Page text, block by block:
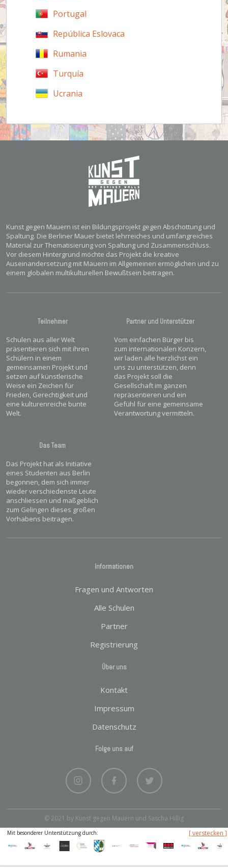
Portugal
República Eslovaca
Rumania
Turquía
Ucrania
Kunst gegen Mauern ist ein Bildungsprojekt gegen Abschottung und
Spaltung. Die Berliner Mauer bietet lehrreiches und umfangreiches
Material zur Thematisierung von Spaltung und Zusammenschluss.
Vor diesem Hintergrund möchte das Projekt die kreative
Auseinandersetzung mit Mauern im Allgemeinen ermöglichen und zu
einem globalen multikulturellen Bewußtsein beitragen.
Teilnehmer
Schulen aus aller Welt
präsentieren sich mit ihren
Schülern in einem
gemeinsamen Projekt und
setzen auf künstlerische
Weise ein Zeichen für
Frieden, Gerechtigkeit und
eine kulturenreiche bunte
Welt.
Partner und Unterstützer
Vom einfachen Bürger bis
zum internationalen Konzern,
wir laden alle herzlichst ein
uns zu unterstützen, denn
das Projekt soll die
Gesellschaft im ganzen
repräsentieren und ein
Gefühl für eine gemeinsame
Verantwortung vermitteln.
Das Team
Das Projekt hat als Initiative
eines Studenten aus Berlin
begonnen, dem sich immer
wieder verschiedenste Leute
anschliessen und maßgeblich
zum Gelingen dieses großen
Vorhabens beitragen.
Informationen
Fragen und Antworten
Alle Schulen
Partner
Registrierung
Über uns
Kontakt
Impressum
Datenschutz
Folge uns auf
© 2021 by Kunst gegen Mauern und Sascha Hillig
Mit besonderer Unterstützung durch: [ verstecken ]